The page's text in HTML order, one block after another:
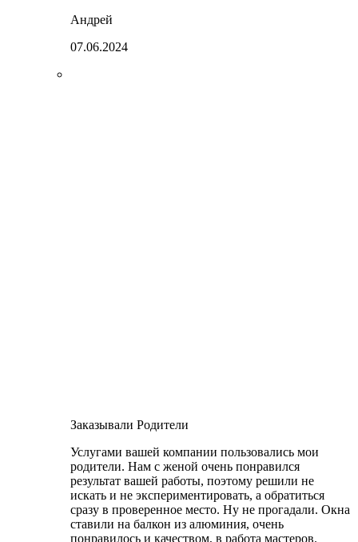
Андрей
07.06.2024
Заказывали Родители
Услугами вашей компании пользовались мои
родители. Нам с женой очень понравился
результат вашей работы, поэтому решили не
искать и не экспериментировать, а обратиться
сразу в проверенное место. Ну не прогадали. Окна
ставили на балкон из алюминия, очень
понравилось и качеством, в работа мастеров.